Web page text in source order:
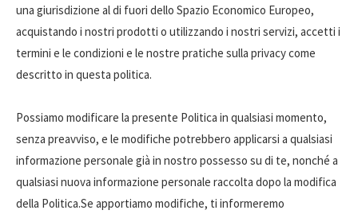
​​una giurisdizione al di fuori dello Spazio Economico Europeo,
acquistando i nostri prodotti o utilizzando i nostri servizi, accetti i
termini e le condizioni e le nostre pratiche sulla privacy come
descritto in questa politica.
Possiamo modificare la presente Politica in qualsiasi momento,
senza preavviso, e le modifiche potrebbero applicarsi a qualsiasi
informazione personale già in nostro possesso su di te, nonché a
qualsiasi nuova informazione personale raccolta dopo la modifica
della Politica.Se apportiamo modifiche, ti informeremo